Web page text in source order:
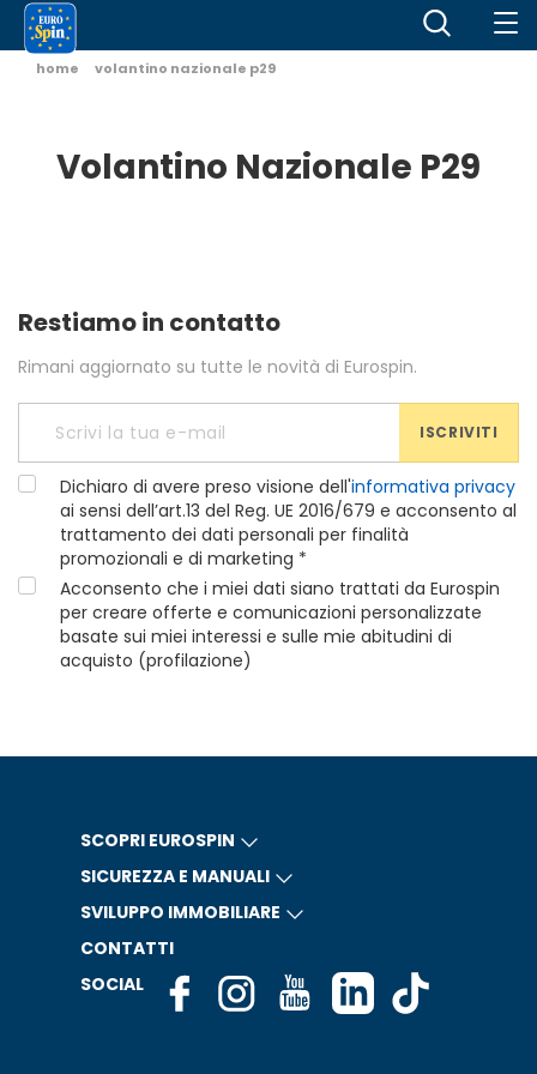
home volantino nazionale p29
Volantino Nazionale P29
Restiamo in contatto
Rimani aggiornato su tutte le novità di Eurospin.
ISCRIVITI
Dichiaro di avere preso visione dell'informativa privacy
ai sensi dell’art.13 del Reg. UE 2016/679 e acconsento al
trattamento dei dati personali per finalità
promozionali e di marketing *
Acconsento che i miei dati siano trattati da Eurospin
per creare offerte e comunicazioni personalizzate
basate sui miei interessi e sulle mie abitudini di
acquisto (profilazione)
SCOPRI EUROSPIN
SICUREZZA E MANUALI
SVILUPPO IMMOBILIARE
CONTATTI
SOCIAL